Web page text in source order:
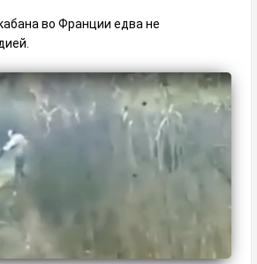
во Франции едва не